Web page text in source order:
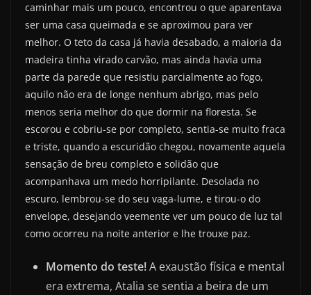
caminhar mais um pouco, encontrou o que aparentava
ser uma casa queimada e se aproximou para ver
melhor. O teto da casa já havia desabado, a maioria da
madeira tinha virado carvão, mas ainda havia uma
parte da parede que resistiu parcialmente ao fogo,
aquilo não era de longe nenhum abrigo, mas pelo
menos seria melhor do que dormir na floresta. Se
escorou e cobriu-se por completo, sentia-se muito fraca
e triste, quando a escuridão chegou, novamente aquela
sensação de breu completo e solidão que
acompanhava um medo horripilante. Desolada no
escuro, lembrou-se do seu vaga-lume, e tirou-o do
envelope, desejando veemente ver um pouco de luz tal
como ocorreu na noite anterior e lhe trouxe paz.
Momento do teste!A exaustão física e mental
era extrema, Atalia se sentia a beira de um